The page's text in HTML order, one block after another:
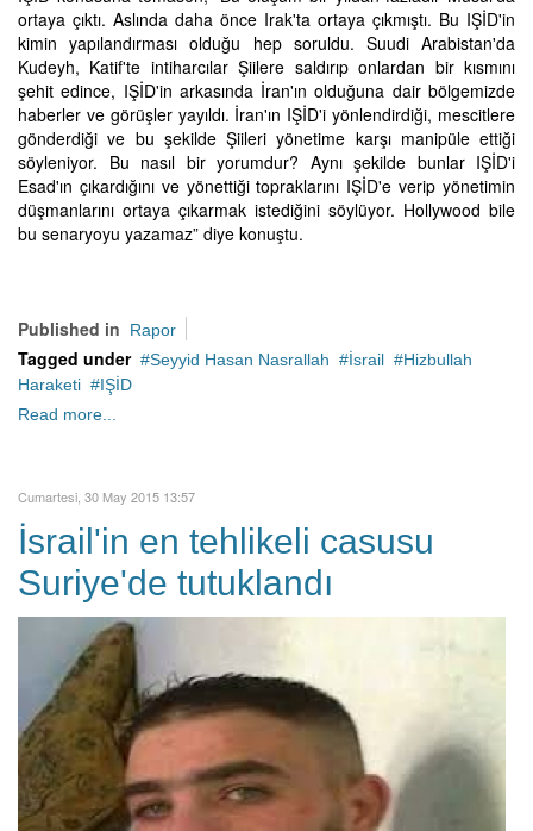
ortaya çıktı. Aslında daha önce Irak'ta ortaya çıkmıştı. Bu IŞİD'in
kimin yapılandırması olduğu hep soruldu. Suudi Arabistan'da
Kudeyh, Katif'te intiharcılar Şiilere saldırıp onlardan bir kısmını
şehit edince, IŞİD'in arkasında İran'ın olduğuna dair bölgemizde
haberler ve görüşler yayıldı. İran'ın IŞİD'i yönlendirdiği, mescitlere
gönderdiği ve bu şekilde Şiileri yönetime karşı manipüle ettiği
söyleniyor. Bu nasıl bir yorumdur? Aynı şekilde bunlar IŞİD'i
Esad'ın çıkardığını ve yönettiği topraklarını IŞİD'e verip yönetimin
düşmanlarını ortaya çıkarmak istediğini söylüyor. Hollywood bile
bu senaryoyu yazamaz” diye konuştu.
Published in Rapor
Tagged under Seyyid Hasan Nasrallah İsrail
Hizbullah
Haraketi
IŞİD
Read more...
Cumartesi, 30 May 2015 13:57
İsrail'in en tehlikeli casusu
Suriye'de tutuklandı